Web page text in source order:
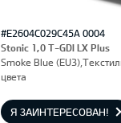
#E2604C029C45A 0004
Stonic 1,0 T-GDI LX Plus
Smoke Blue
цвета
Я ЗАИНТЕРЕСОВАН!